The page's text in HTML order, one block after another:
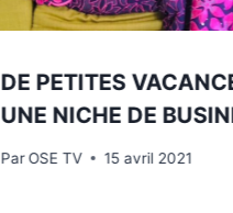
DE PETITES
UNE NICHE DE
Par OSE TV 15 avril 2021